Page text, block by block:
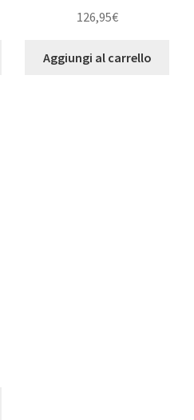
126,95€
Aggiungi al carrello